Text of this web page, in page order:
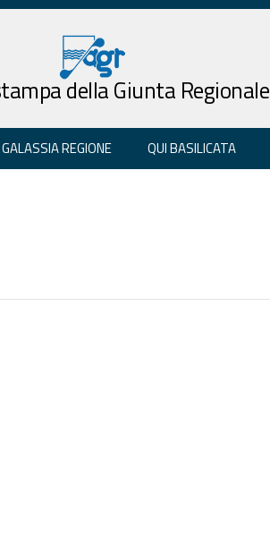
della Giunta Regionale
GALASSIA REGIONE QUI BASILICATA